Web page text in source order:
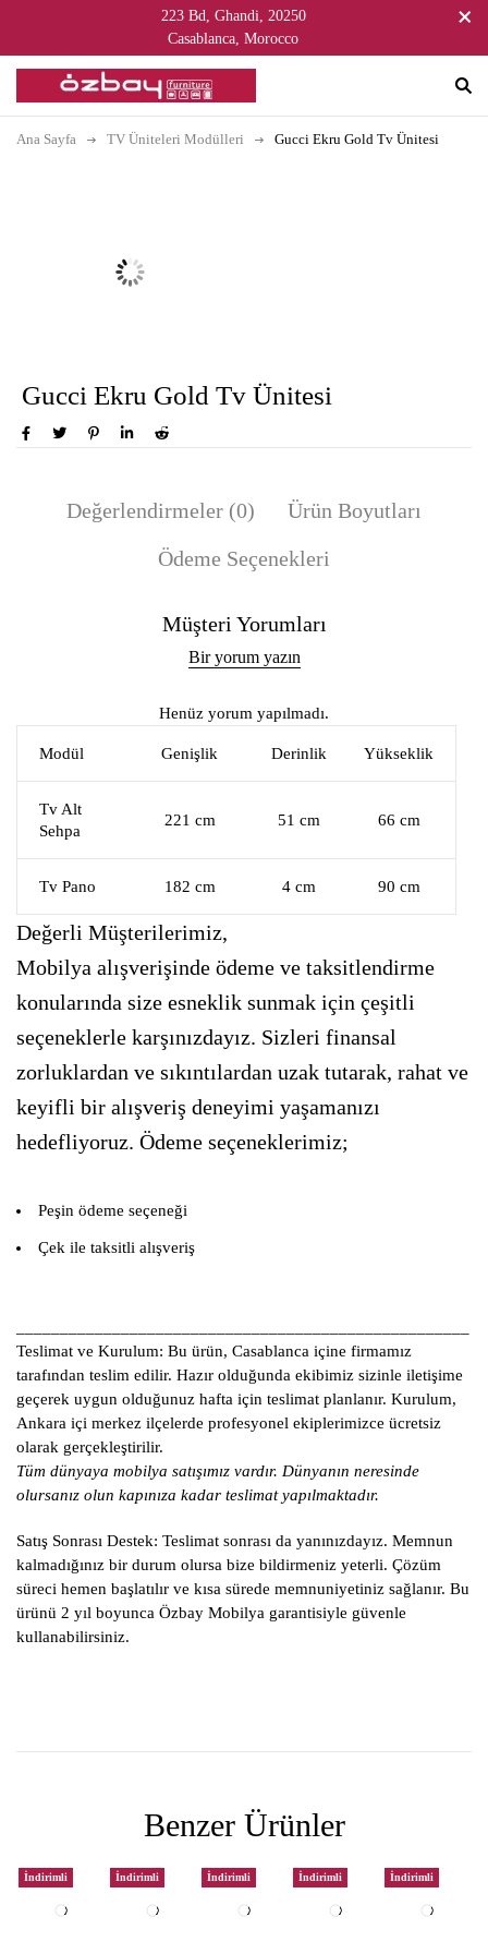
223 Bd, Ghandi, 20250
Casablanca, Morocco
Ana Sayfa TV Üniteleri Modülleri Gucci Ekru Gold Tv Ünitesi
Gucci Ekru Gold Tv Ünitesi
Değerlendirmeler (0)
Ürün Boyutları
Ödeme Seçenekleri
Müşteri Yorumları
Bir yorum yazın
Henüz yorum yapılmadı.
Modül Genişlik Derinlik Yükseklik
Tv Alt
Sehpa
221 cm 51 cm 66 cm
Tv Pano 182 cm 4 cm 90 cm
Değerli Müşterilerimiz,
Mobilya alışverişinde ödeme ve taksitlendirme
konularında size esneklik sunmak için çeşitli
seçeneklerle karşınızdayız. Sizleri finansal
zorluklardan ve sıkıntılardan uzak tutarak, rahat ve
keyifli bir alışveriş deneyimi yaşamanızı
hedefliyoruz. Ödeme seçeneklerimiz;
Peşin ödeme seçeneği
Çek ile taksitli alışveriş
Teslimat ve Kurulum: Bu ürün, Casablanca içine firmamız
tarafından teslim edilir. Hazır olduğunda ekibimiz sizinle iletişime
geçerek uygun olduğunuz hafta için teslimat planlanır. Kurulum,
Ankara içi merkez ilçelerde profesyonel ekiplerimizce ücretsiz
olarak gerçekleştirilir.
Tüm dünyaya mobilya satışımız vardır. Dünyanın neresinde
olursanız olun kapınıza kadar teslimat yapılmaktadır.
Satış Sonrası Destek: Teslimat sonrası da yanınızdayız. Memnun
kalmadığınız bir durum olursa bize bildirmeniz yeterli. Çözüm
süreci hemen başlatılır ve kısa sürede memnuniyetiniz sağlanır. Bu
ürünü 2 yıl boyunca Özbay Mobilya garantisiyle güvenle
kullanabilirsiniz.
Benzer Ürünler
İndirimli İndirimli İndirimli İndirimli İndirimli